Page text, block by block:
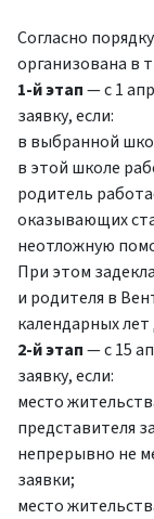
Согласно
организована в
1-й этап— с 1
заявку, если:
в выбранной
в этой школе
родитель
оказывающих
неотложную
При этом
и родителя в
календарных
2-й этап— с 15
заявку, если:
место
представителя
непрерывно не
заявки;
место